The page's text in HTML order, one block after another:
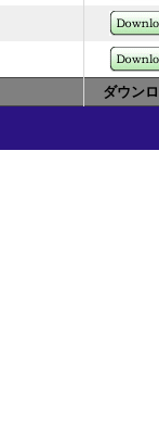
ダウン